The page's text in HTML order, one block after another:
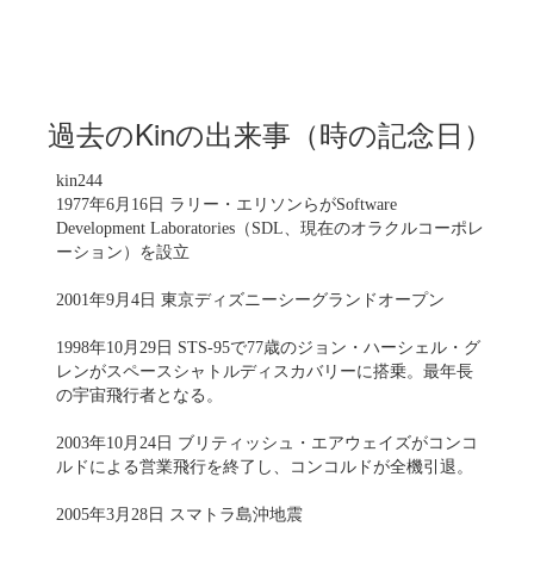
過去のKinの出来事（時の記念日）
kin244
1977年6月16日 ラリー・エリソンらがSoftware
Development Laboratories（SDL、現在のオラクルコーポレ
ーション）を設立
2001年9月4日 東京ディズニーシーグランドオープン
1998年10月29日 STS-95で77歳のジョン・ハーシェル・グ
レンがスペースシャトルディスカバリーに搭乗。最年長
の宇宙飛行者となる。
2003年10月24日 ブリティッシュ・エアウェイズがコンコ
ルドによる営業飛行を終了し、コンコルドが全機引退。
2005年3月28日 スマトラ島沖地震